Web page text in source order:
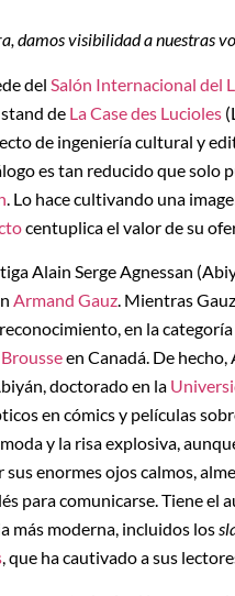
damos visibilidad a nuestras
del Salón Internacional del
de La Case des Lucioles
de ingeniería cultural y
es tan reducido que solo
. Lo hace cultivando una
centuplica el valor de su
Alain Serge Agnessan
Armand Gauz. Mientras
en la
en Canadá. De
doctorado en la
en cómics y películas
y la risa explosiva,
enormes ojos calmos,
para comunicarse. Tiene el
más moderna, incluidos los
, que ha cautivado a sus